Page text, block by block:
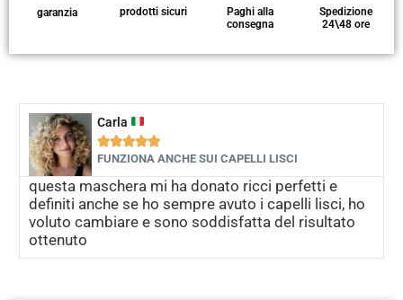
garanzia prodotti sicuri
Paghi alla
consegna
Spedizione
24\48 ore
Carla

FUNZIONA ANCHE SUI CAPELLI LISCI
questa maschera mi ha donato ricci perfetti e
definiti anche se ho sempre avuto i capelli lisci, ho
voluto cambiare e sono soddisfatta del risultato
ottenuto